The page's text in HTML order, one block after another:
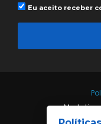
Eu aceito receber
Marketing